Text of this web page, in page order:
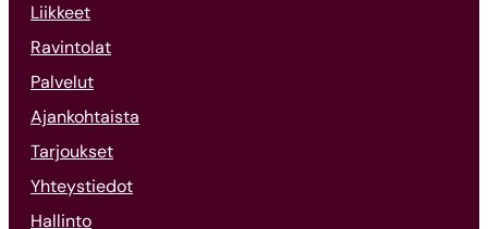
Liikkeet
Ravintolat
Palvelut
Ajankohtaista
Tarjoukset
Yhteystiedot
Hallinto